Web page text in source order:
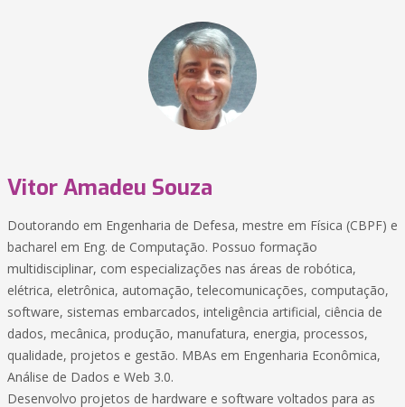
Vitor Amadeu Souza
Doutorando em Engenharia de Defesa, mestre em Física (CBPF) e
bacharel em Eng. de Computação. Possuo formação
multidisciplinar, com especializações nas áreas de robótica,
elétrica, eletrônica, automação, telecomunicações, computação,
software, sistemas embarcados, inteligência artificial, ciência de
dados, mecânica, produção, manufatura, energia, processos,
qualidade, projetos e gestão. MBAs em Engenharia Econômica,
Análise de Dados e Web 3.0.
Desenvolvo projetos de hardware e software voltados para as